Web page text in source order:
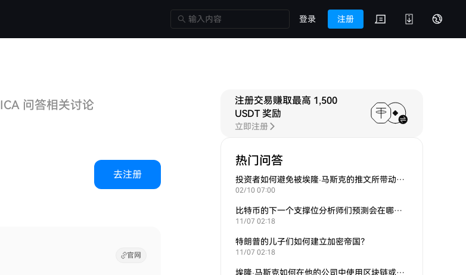
登录 注册
问答相关讨论
去注册
官网
注册交易赚取最高 1,500
USDT 奖励
立即注册
热门问答
投资者如何避免被埃隆·马斯克的推文所带动的炒作？
02/10 07:00
比特币的下一个支撑位分析师们预测会在哪里？
11/07 02:18
特朗普的儿子们如何建立加密帝国？
11/07 02:18
埃隆·马斯克如何在他的公司中使用区块链或加密货币？